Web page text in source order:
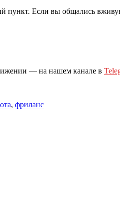
пункт. Если вы общались
— на нашем канале в
, фриланс